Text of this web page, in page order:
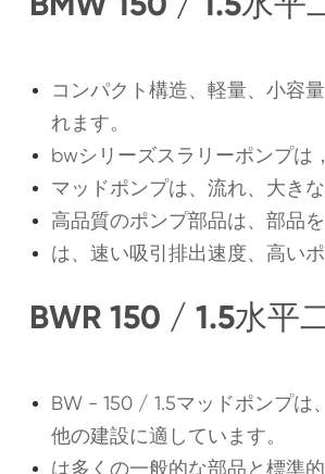
コンパクト構造、軽量、小容
れます。
bwシリーズスラリーポンプは
マッドポンプは、流れ、大き
高品質のポンプ部品は、部品
は、速い吸引排出速度、高い
BWR 150 / 1.5水平
BW - 150 / 1.5マッドポンプは
他の建設に適しています。
は多くの一般的な部品と標準